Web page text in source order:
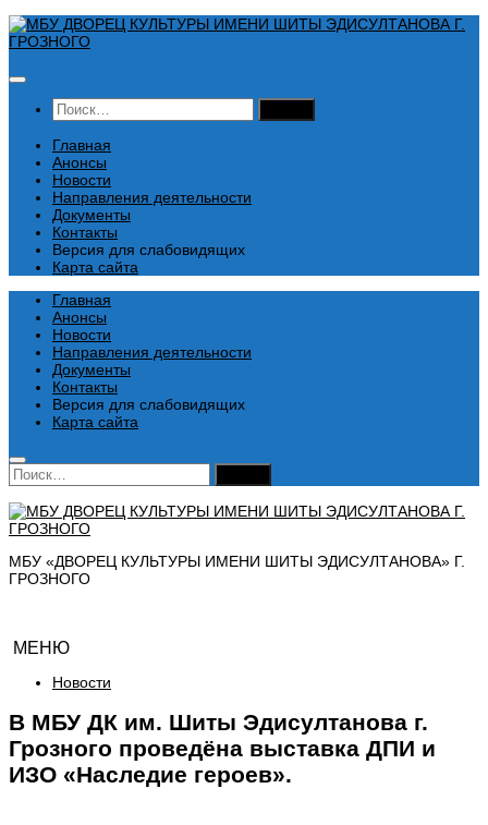
Перейти
к
Найти:
Главная
Анонсы
Новости
Направления деятельности
Документы
Контакты
Версия для слабовидящих
Карта сайта
Главная
Анонсы
Новости
Направления деятельности
Документы
Контакты
Версия для слабовидящих
Карта сайта
Найти:
МБУ «ДВОРЕЦ КУЛЬТУРЫ ИМЕНИ ШИТЫ ЭДИСУЛТАНОВА» Г.
ГРОЗНОГО
МЕНЮ
Новости
В МБУ ДК им. Шиты Эдисултанова г.
Грозного проведёна выставка ДПИ и
ИЗО «Наследие героев».